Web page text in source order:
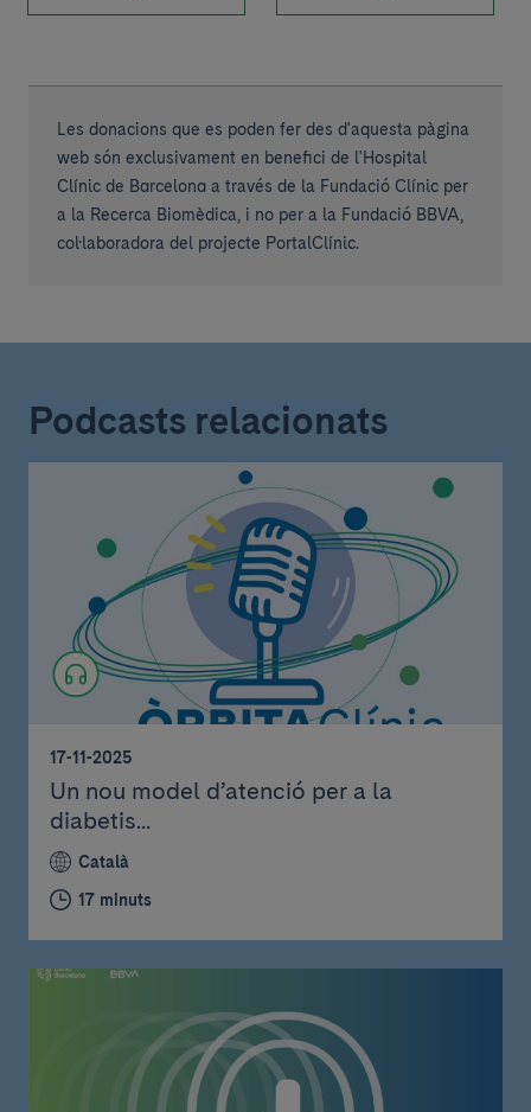
Les donacions que es poden fer des d'aquesta pàgina
web són exclusivament en benefici de l'Hospital
Clínic de Barcelona a través de la Fundació Clínic per
a la Recerca Biomèdica, i no per a la Fundació BBVA,
col·laboradora del projecte PortalClínic.
Podcasts relacionats
17-11-2025
Un nou model d’atenció per a la
diabetis...
Català
17 minuts